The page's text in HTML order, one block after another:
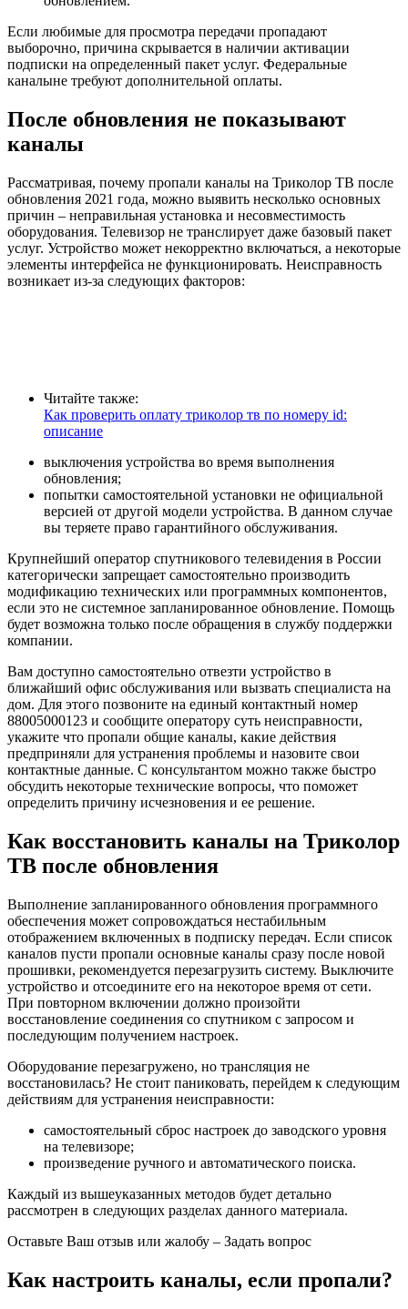
Если любимые для просмотра передачи пропадают
выборочно, причина скрывается в наличии активации
подписки на определенный пакет услуг. Федеральные
каналыне требуют дополнительной оплаты.
После обновления не показывают
каналы
Рассматривая, почему пропали каналы на Триколор ТВ после
обновления 2021 года, можно выявить несколько основных
причин – неправильная установка и несовместимость
оборудования. Телевизор не транслирует даже базовый пакет
услуг. Устройство может некорректно включаться, а некоторые
элементы интерфейса не функционировать. Неисправность
возникает из-за следующих факторов:
Читайте также:
Как проверить оплату триколор тв по номеру id:
описание
выключения устройства во время выполнения
обновления;
попытки самостоятельной установки не официальной
версией от другой модели устройства. В данном случае
вы теряете право гарантийного обслуживания.
Крупнейший оператор спутникового телевидения в России
категорически запрещает самостоятельно производить
модификацию технических или программных компонентов,
если это не системное запланированное обновление. Помощь
будет возможна только после обращения в службу поддержки
компании.
Вам доступно самостоятельно отвезти устройство в
ближайший офис обслуживания или вызвать специалиста на
дом. Для этого позвоните на единый контактный номер
88005000123 и сообщите оператору суть неисправности,
укажите что пропали общие каналы, какие действия
предприняли для устранения проблемы и назовите свои
контактные данные. С консультантом можно также быстро
обсудить некоторые технические вопросы, что поможет
определить причину исчезновения и ее решение.
Как восстановить каналы на Триколор
ТВ после обновления
Выполнение запланированного обновления программного
обеспечения может сопровождаться нестабильным
отображением включенных в подписку передач. Если список
каналов пусти пропали основные каналы сразу после новой
прошивки, рекомендуется перезагрузить систему. Выключите
устройство и отсоедините его на некоторое время от сети.
При повторном включении должно произойти
восстановление соединения со спутником с запросом и
последующим получением настроек.
Оборудование перезагружено, но трансляция не
восстановилась? Не стоит паниковать, перейдем к следующим
действиям для устранения неисправности:
самостоятельный сброс настроек до заводского уровня
на телевизоре;
произведение ручного и автоматического поиска.
Каждый из вышеуказанных методов будет детально
рассмотрен в следующих разделах данного материала.
Оставьте Ваш отзыв или жалобу – Задать вопрос
Как настроить каналы, если пропали?